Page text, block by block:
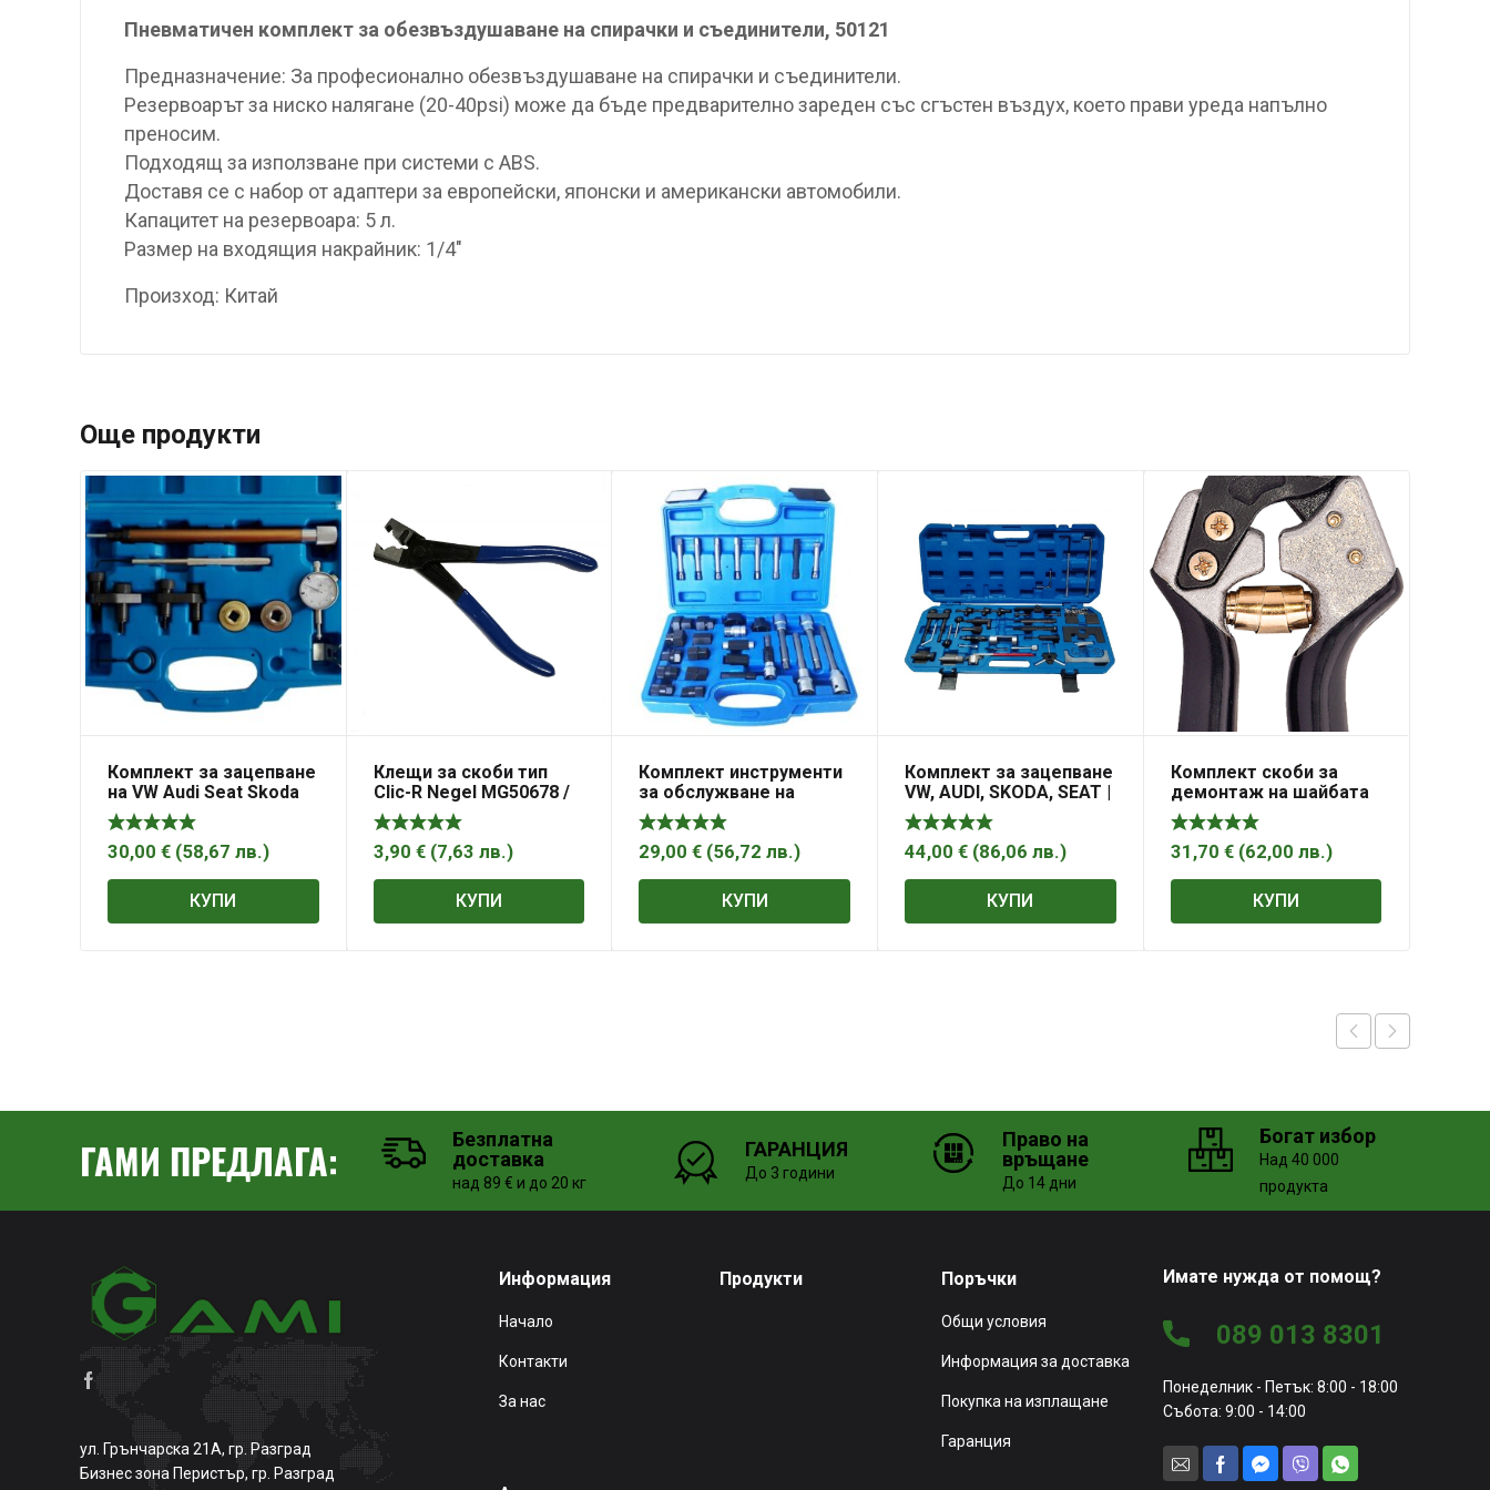
Пневматичен комплект за обезвъздушаване на спирачки и съединители, 50121
Предназначение: За професионално обезвъздушаване на спирачки и съединители.
Резервоарът за ниско налягане (20-40psi) може да бъде предварително зареден със сгъстен въздух, което прави уреда напълно
преносим.
Подходящ за използване при системи с ABS.
Доставя се с набор от адаптери за европейски, японски и американски автомобили.
Капацитет на резервоара: 5 л.
Размер на входящия накрайник: 1/4″
Произход: Китай
Още продукти
Комплект за зацепване
на VW Audi Seat Skoda
1.8 2.0 TSI;TFSI 4V,
MG50826 / S-X1820VAG
30,00 € (58,67 лв.)
КУПИ
Клещи за скоби тип
Clic-R Negel MG50678 /
S-XCP Satra
3,90 € (7,63 лв.)
КУПИ
Комплект инструменти
за обслужване на
алтернатори 30 ч.,
MG50818
29,00€ (56,72лв.)
КУПИ
Комплект за зацепване
VW, AUDI, SKODA, SEAT |
Satra S-BFVW
44,00€ (86,06лв.)
КУПИ
Комплект скоби за
демонтаж на шайбата
на разпределителния
вал
31,70 € (62,00 лв.)
КУПИ
ГАМИ ПРЕДЛАГА:
Безплатна
доставка
над 89 € и до 20 кг
ГАРАНЦИЯ
До 3 години
Право на
връщане
До 14 дни
Богат избор
Над 40 000
продукта
ул. Грънчарска 21А, гр. Разград
Бизнес зона Перистър, гр. Разград
Информация
Начало
Контакти
За нас
Продукти Поръчки
Общи условия
Информация за доставка
Покупка на изплащане
Гаранция
Имате нужда от помощ?
089 013 8301
Понеделник - Петък: 8:00 - 18:00
Събота: 9:00 - 14:00